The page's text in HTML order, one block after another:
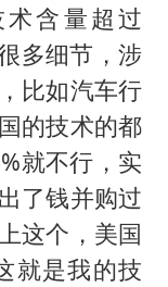
含量超过
多细节，涉
比如汽车行
的技术的都
就不行，实
了钱并购过
这个，美国
就是我的技